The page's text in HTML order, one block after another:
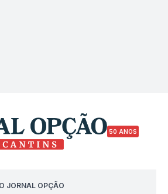
50 ANOS
JORNAL OPÇÃO